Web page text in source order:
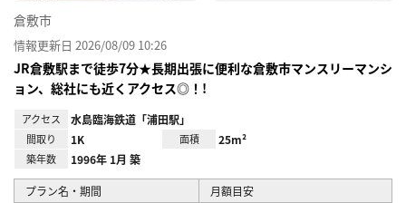
倉敷市
情報更新日 2026/08/09 10:26
JR倉敷駅まで徒歩7分★長期出張に便利な倉敷市マンスリーマンシ
ョン、総社にも近くアクセス◎！!
アクセス 水島臨海鉄道「浦田駅」
間取り 1K 面積 25m²
築年数 1996年 1月 築
プラン名・期間 月額目安